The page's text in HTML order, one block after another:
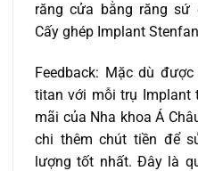
răng cửa bằng răng sứ
Cấy ghép Implant
Feedback: Mặc dù
titan với mỗi trụ Implant
mãi của Nha khoa Á
chi thêm chút tiền để
lượng tốt nhất. Đây là